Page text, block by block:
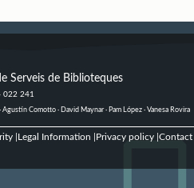
Serveis de Biblioteques
022 241
Agustín Comotto · David Maynar · Pam López · Vanesa Rovira
| Legal Information Privacy policy| Contact|